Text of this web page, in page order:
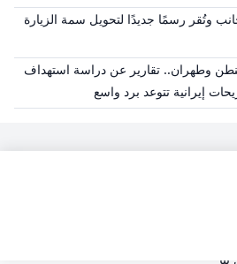
وتُقر رسمًا جديدًا لتحويل سمة الزيارة
وطهران.. تقارير عن دراسة استهداف
إيرانية تتوعد برد واسع